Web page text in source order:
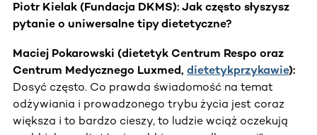
Piotr Kielak (Fundacja DKMS): Jak często słyszysz
pytanie o uniwersalne tipy dietetyczne?
Maciej Pokarowski (dietetyk Centrum Respo oraz
Centrum Medycznego Luxmed, dietetykprzykawie):
Dosyć często. Co prawda świadomość na temat
odżywiania i prowadzonego trybu życia jest coraz
większa i to bardzo cieszy, to ludzie wciąż oczekują